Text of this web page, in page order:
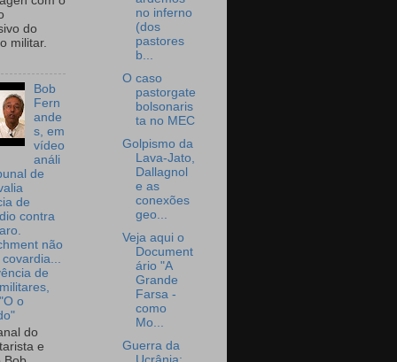
do
militar.
Bob
Fern
ande
s, em
vídeo
análi
de
de
contra
não
de
o
do
e
no inferno
(dos
pastores
b...
O caso
pastorgate
bolsonaris
ta no MEC
Golpismo da
Lava-Jato,
Dallagnol
e as
conexões
geo...
Veja aqui o
Document
ário "A
Grande
Farsa -
como
Mo...
Guerra da